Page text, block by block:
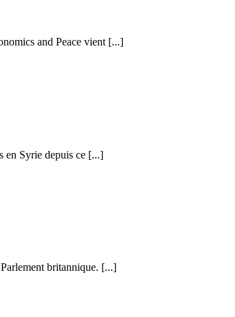
and Peace vient [...]
en Syrie depuis ce [...]
britannique. [...]